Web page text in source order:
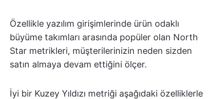
Özellikle yazılım girişimlerinde ürün odaklı
büyüme takımları arasında popüler olan North
Star metrikleri, müşterilerinizin neden sizden
satın almaya devam ettiğini ölçer.
İyi bir Kuzey Yıldızı metriği aşağıdaki özelliklerle